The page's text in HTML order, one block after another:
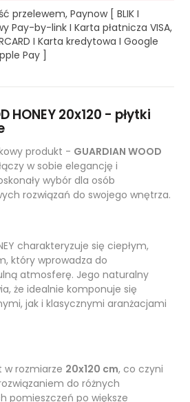
przelewem, Paynow [ BLIK I
Pay-by-link I Karta płatnicza VISA,
I Karta kredytowa I Google
Pay ]
HONEY 20x120 - płytki
produkt - GUARDIAN WOOD
w sobie elegancję i
wybór dla osób
rozwiązań do swojego wnętrza.
charakteryzuje się ciepłym,
który wprowadza do
atmosferę. Jego naturalny
że idealnie komponuje się
jak i klasycznymi aranżacjami
w rozmiarze 20x120 cm, co czyni
do różnych
pomieszczeń po większe